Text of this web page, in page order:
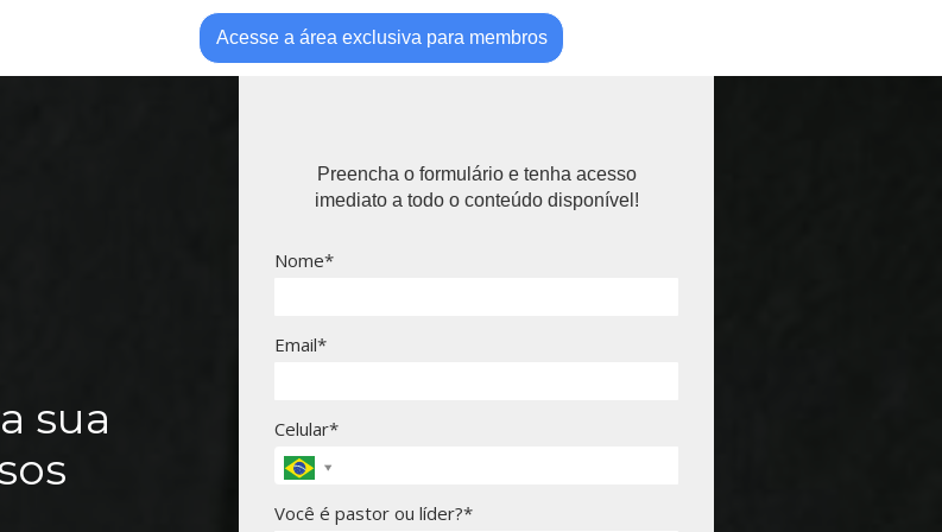
Acesse a área exclusiva para membros
sua
Preencha o formulário e tenha acesso
imediato a todo o conteúdo disponível!
Nome*
Email*
Celular*
Você é pastor ou líder?*